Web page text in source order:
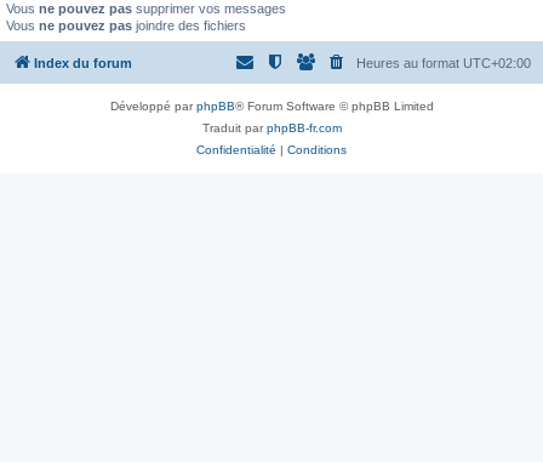
Vous ne pouvez pas supprimer vos messages
Vous ne pouvez pas joindre des fichiers
Index du forum Heures au format UTC+02:00
Développé parphpBB® Forum Software © phpBB Limited
Traduit parphpBB-fr.com
Confidentialité | Conditions